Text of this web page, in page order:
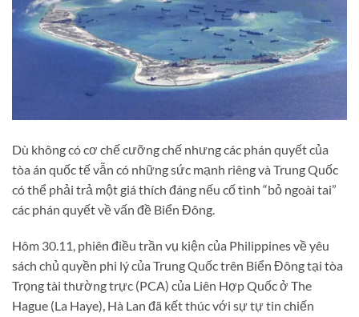
Dù không có cơ chế cưỡng chế nhưng các phán quyết của
tòa án quốc tế vẫn có những sức mạnh riêng và Trung Quốc
có thể phải trả một giá thích đáng nếu cố tình “bỏ ngoài tai”
các phán quyết về vấn đề Biển Đông.
Hôm 30.11, phiên điều trần vụ kiện của Philippines về yêu
sách chủ quyền phi lý của Trung Quốc trên Biển Đông tại tòa
Trọng tài thường trực (PCA) của Liên Hợp Quốc ở The
Hague (La Haye), Hà Lan đã kết thúc với sự tự tin chiến